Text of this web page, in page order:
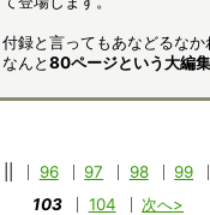
付録と言ってもあなどるなか
なんと80ページという大編
96 97 98 99
103
104 次へ